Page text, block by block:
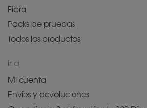
Fibra
Packs de pruebas
Todos los productos
ir a
Mi cuenta
Envíos y devoluciones